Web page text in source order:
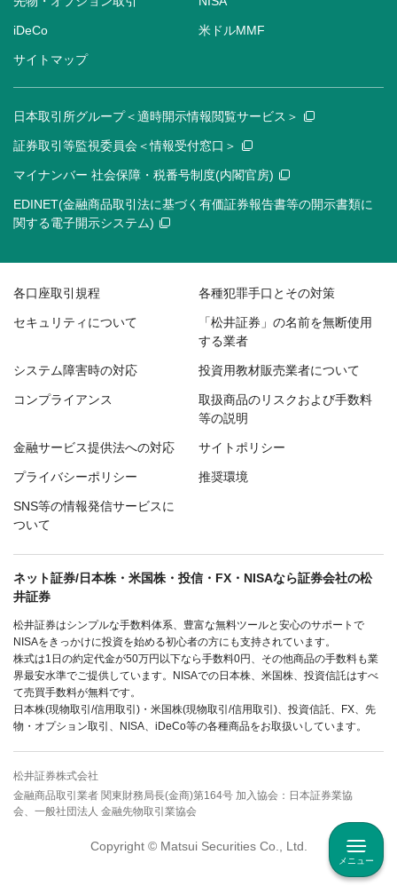
メニュー
iDeCo 米ドルMMF
サイトマップ
日本取引所グループ＜適時開示情報閲覧サービス＞
証券取引等監視委員会＜情報受付窓口＞
マイナンバー 社会保障・税番号制度(内閣官房)
EDINET(金融商品取引法に基づく有価証券報告書等の開示書類に
関する電子開示システム)
各口座取引規程 各種犯罪手口とその対策
セキュリティについて
「松井証券」の名前を無断使用
する業者
システム障害時の対応 投資用教材販売業者について
コンプライアンス
取扱商品のリスクおよび手数料
等の説明
金融サービス提供法への対応 サイトポリシー
プライバシーポリシー 推奨環境
SNS等の情報発信サービスに
ついて
ネット証券/日本株・米国株・投信・FX・NISAなら証券会社の松
井証券
松井証券はシンプルな手数料体系、豊富な無料ツールと安心のサポートで
NISAをきっかけに投資を始める初心者の方にも支持されています。
株式は1日の約定代金が50万円以下なら手数料0円、その他商品の手数料も業
界最安水準でご提供しています。NISAでの日本株、米国株、投資信託はすべ
て売買手数料が無料です。
日本株(現物取引/信用取引)・米国株(現物取引/信用取引)、投資信託、FX、先
物・オプション取引、NISA、iDeCo等の各種商品をお取扱いしています。
松井証券株式会社
金融商品取引業者 関東財務局長(金商)第164号 加入協会：日本証券業協
会、一般社団法人 金融先物取引業協会
Copyright © Matsui Securities Co., Ltd.